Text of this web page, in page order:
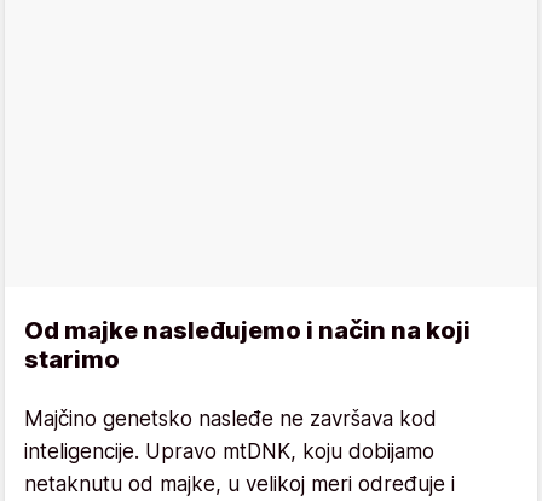
Od majke nasleđujemo i način na koji
starimo
Majčino genetsko nasleđe ne završava kod
inteligencije. Upravo mtDNK, koju dobijamo
netaknutu od majke, u velikoj meri određuje i